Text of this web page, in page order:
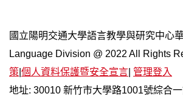
國立陽明交通大學語言教學與研究中心
Language Division @ 2022 All Rights
策 個人資料保護暨安全宣言 管理登入
地址: 30010 新竹市大學路1001號綜合